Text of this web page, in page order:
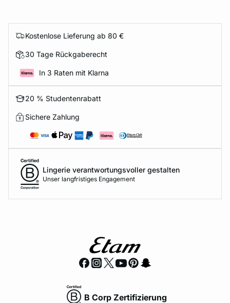
Kostenlose Lieferung ab 80 €
30 Tage Rückgaberecht
In 3 Raten mit Klarna
20 % Studentenrabatt
Sichere Zahlung
Lingerie verantwortungsvoller gestalten
Unser langfristiges Engagement
B Corp Zertifizierung